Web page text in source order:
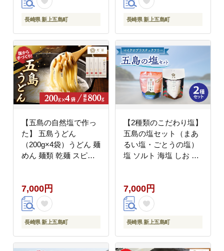
長崎県 新上五島町 長崎県 新上五島町
【五島の自然塩で作っ
た】 五島うどん
（200g×4袋）うどん 麺
めん 麺類 乾麺 スピー
7,000円
長崎県 新上五島町
【2種類のこだわり塩】
五島の塩セット（まあ
るい塩・ごとうの塩）
塩 ソルト 海塩 しお 調
7,000円
長崎県 新上五島町